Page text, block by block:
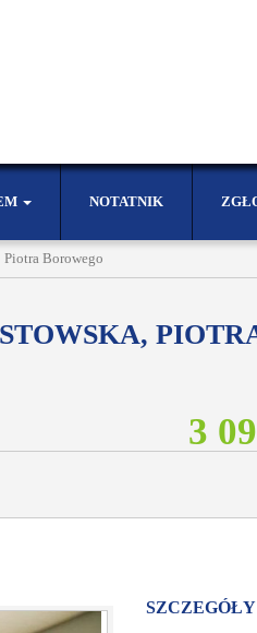
NOTATNIK
Piotra Borowego
3
SZCZEGÓŁY